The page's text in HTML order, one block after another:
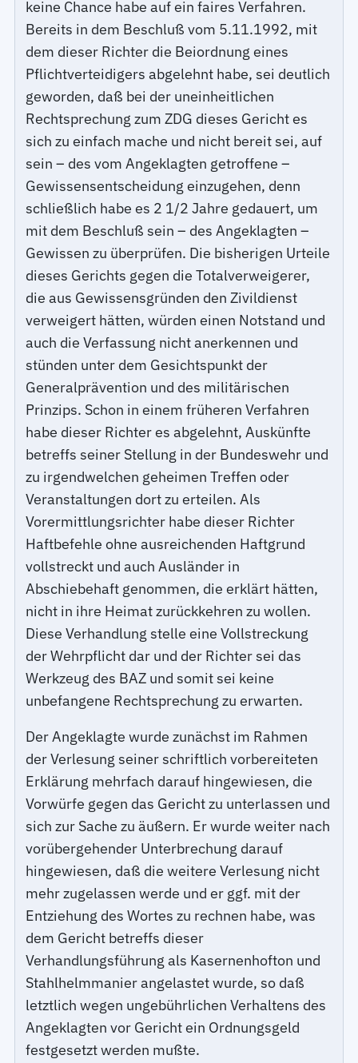
keine Chance habe auf ein faires Verfahren.
Bereits in dem Beschluß vom 5.11.1992, mit
dem dieser Richter die Beiordnung eines
Pflichtverteidigers abgelehnt habe, sei deutlich
geworden, daß bei der uneinheitlichen
Rechtsprechung zum ZDG dieses Gericht es
sich zu einfach mache und nicht bereit sei, auf
sein – des vom Angeklagten getroffene –
Gewissensentscheidung einzugehen, denn
schließlich habe es 2 1/2 Jahre gedauert, um
mit dem Beschluß sein – des Angeklagten –
Gewissen zu überprüfen. Die bisherigen Urteile
dieses Gerichts gegen die Totalverweigerer,
die aus Gewissensgründen den Zivildienst
verweigert hätten, würden einen Notstand und
auch die Verfassung nicht anerkennen und
stünden unter dem Gesichtspunkt der
Generalprävention und des militärischen
Prinzips. Schon in einem früheren Verfahren
habe dieser Richter es abgelehnt, Auskünfte
betreffs seiner Stellung in der Bundeswehr und
zu irgendwelchen geheimen Treffen oder
Veranstaltungen dort zu erteilen. Als
Vorermittlungsrichter habe dieser Richter
Haftbefehle ohne ausreichenden Haftgrund
vollstreckt und auch Ausländer in
Abschiebehaft genommen, die erklärt hätten,
nicht in ihre Heimat zurückkehren zu wollen.
Diese Verhandlung stelle eine Vollstreckung
der Wehrpflicht dar und der Richter sei das
Werkzeug des BAZ und somit sei keine
unbefangene Rechtsprechung zu erwarten.
Der Angeklagte wurde zunächst im Rahmen
der Verlesung seiner schriftlich vorbereiteten
Erklärung mehrfach darauf hingewiesen, die
Vorwürfe gegen das Gericht zu unterlassen und
sich zur Sache zu äußern. Er wurde weiter nach
vorübergehender Unterbrechung darauf
hingewiesen, daß die weitere Verlesung nicht
mehr zugelassen werde und er ggf. mit der
Entziehung des Wortes zu rechnen habe, was
dem Gericht betreffs dieser
Verhandlungsführung als Kasernenhofton und
Stahlhelmmanier angelastet wurde, so daß
letztlich wegen ungebührlichen Verhaltens des
Angeklagten vor Gericht ein Ordnungsgeld
festgesetzt werden mußte.